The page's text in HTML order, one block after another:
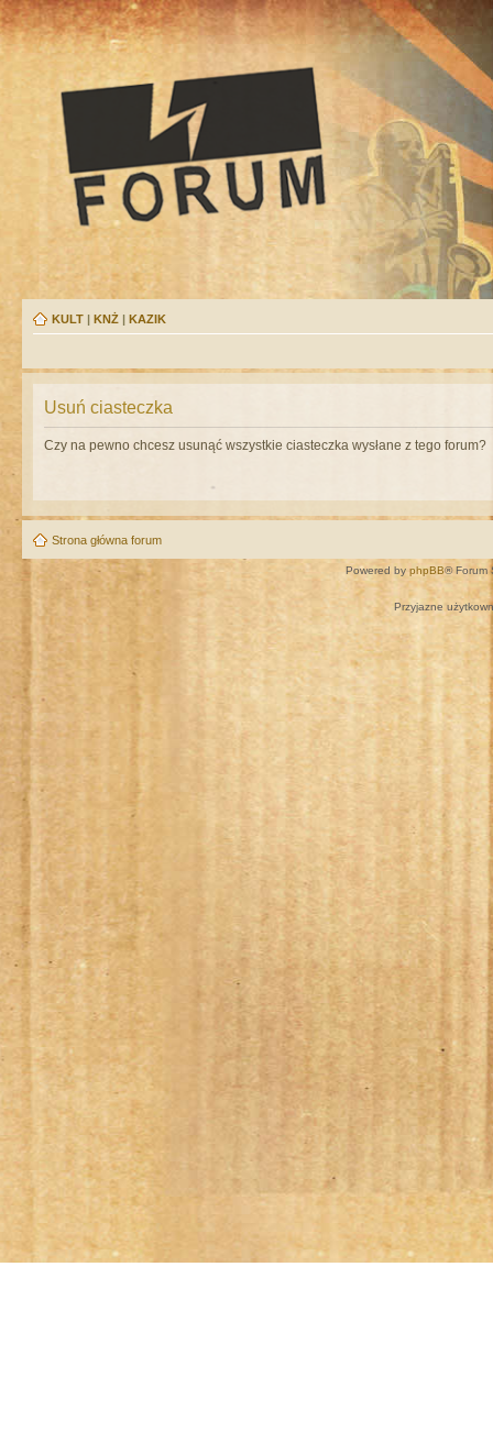
KULT | KNŻ | KAZIK
Usuń ciasteczka
Czy na pewno chcesz usunąć wszystkie ciasteczka wysłane z tego forum?
Strona główna forum
Powered by phpBB® Forum
Przyjazne